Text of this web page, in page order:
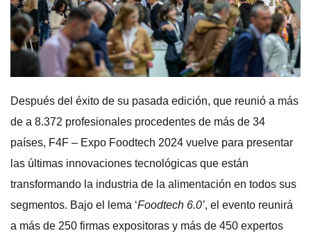
Después del éxito de su pasada edición, que reunió a más
de a 8.372 profesionales procedentes de más de 34
países, F4F – Expo Foodtech 2024 vuelve para presentar
las últimas innovaciones tecnológicas que están
transformando la industria de la alimentación en todos sus
segmentos. Bajo el lema ‘Foodtech 6.0’, el evento reunirá
a más de 250 firmas expositoras y más de 450 expertos